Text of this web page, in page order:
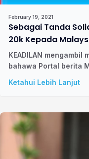
February 19, 2021
Sebagai Tanda
20k Kepada
KEADILAN
bahawa Portal berita
Ketahui Lebih Lanjut